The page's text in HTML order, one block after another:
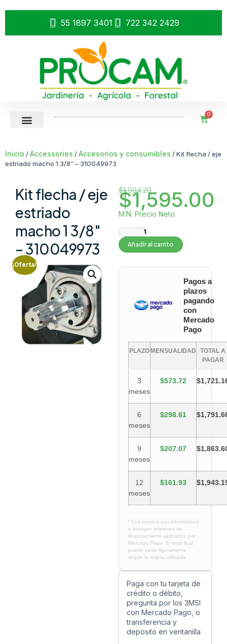
55 1897 3401 722 342 2429
0
Inicio /Accessories /Accesorios y consumibles / Kit flecha / eje
estriado macho 1 3/8″ – 310049973
Kit flecha / eje
estriado
macho 1 3/8″
– 310049973
¡Oferta!
$1,994.20
$1,595.00
M.N. Precio Neto
Añadir al carrito
Pagos a
plazos
pagando
con
Mercado
Pago
PLAZO MENSUALIDAD
TOTAL A
PAGAR
3
meses
$573.72
6
meses
$298.61
9
meses
$207.07
12
meses
$161.93
* Los montos son informativos
e incluyen intereses de
financiamiento aplicados por
Mercado Pago. El total final
puede variar ligeramente
según la tarjeta utilizada.
Paga con tu tarjeta de
crédito o débito,
pregunta por los 3MSI
con Mercado Pago, o
transferencia y
deposito en ventanilla